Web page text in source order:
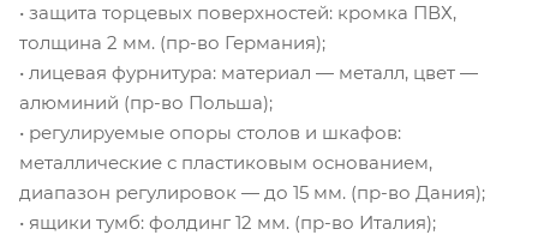
• защита торцевых поверхностей: кромка ПВХ,
толщина 2 мм. (пр-во Германия);
• лицевая фурнитура: материал — металл, цвет —
алюминий (пр-во Польша);
• регулируемые опоры столов и шкафов:
металлические с пластиковым основанием,
диапазон регулировок — до 15 мм. (пр-во Дания);
• ящики тумб: фолдинг 12 мм. (пр-во Италия);